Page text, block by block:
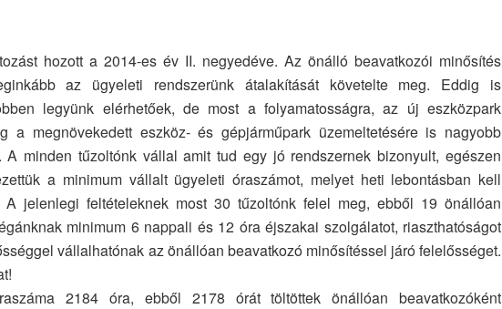
hozott a 2014-es év II. negyedéve. Az önálló beavatkozói minősítés
az ügyeleti rendszerünk átalakítását követelte meg. Eddig is
legyünk elérhetőek, de most a folyamatosságra, az új eszközpark
a megnövekedett eszköz- és gépjárműpark üzemeltetésére is nagyobb
A minden tűzoltónk vállal amit tud egy jó rendszernek bizonyult, egészen
a minimum vállalt ügyeleti óraszámot, melyet heti lebontásban kell
A jelenlegi feltételeknek most 30 tűzoltónk felel meg, ebből 19 önállóan
minimum 6 nappali és 12 óra éjszakai szolgálatot, riaszthatóságot
vállalhatónak az önállóan beavatkozó minősítéssel járó felelősséget.
2184 óra, ebből 2178 órát töltöttek önállóan beavatkozóként